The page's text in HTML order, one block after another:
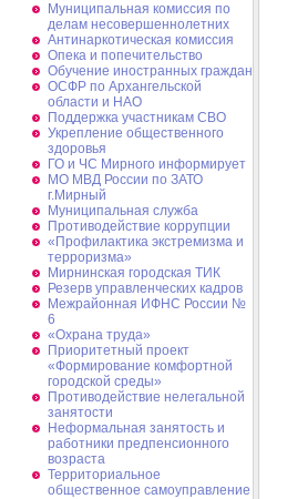
Муниципальная комиссия по
делам несовершеннолетних
Антинаркотическая комиссия
Опека и попечительство
Обучение иностранных граждан
ОСФР по Архангельской
области и НАО
Поддержка участникам СВО
Укрепление общественного
здоровья
ГО и ЧС Мирного информирует
МО МВД России по ЗАТО
г.Мирный
Муниципальная cлужба
Противодействие коррупции
«Профилактика экстремизма и
терроризма»
Мирнинская городская ТИК
Резерв управленческих кадров
Межрайонная ИФНС России №
6
«Охрана труда»
Приоритетный проект
«Формирование комфортной
городской среды»
Противодействие нелегальной
занятости
Неформальная занятость и
работники предпенсионного
возраста
Территориальное
общественное самоуправление